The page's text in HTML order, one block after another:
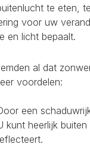
te eten,
voor uw
en licht bepaalt.
al dat
voordelen:
een
kunt heerlijk